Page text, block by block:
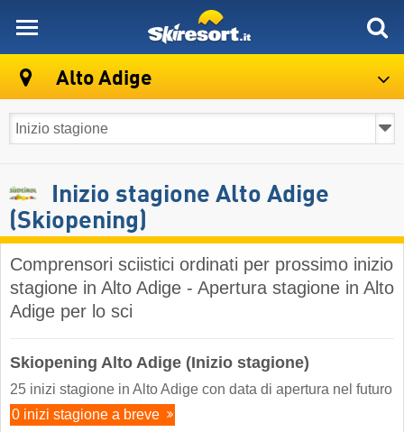
Alto Adige
Inizio stagione Alto Adige
(Skiopening)
Comprensori sciistici ordinati per prossimo inizio
stagione in Alto Adige - Apertura stagione in Alto
Adige per lo sci
Skiopening Alto Adige (Inizio stagione)
25 inizi stagione in Alto Adige con data di apertura nel futuro
0 inizi stagione a breve